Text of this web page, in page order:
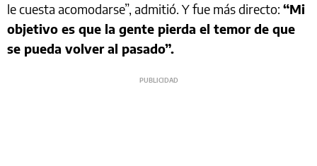
le cuesta acomodarse”, admitió. Y fue más directo: “Mi
objetivo es que la gente pierda el temor de que
se pueda volver al pasado”.